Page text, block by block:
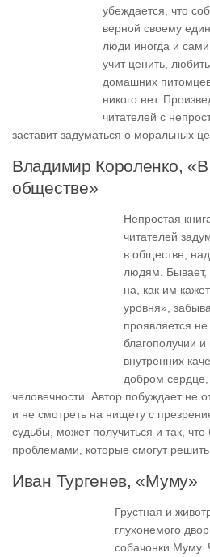
убеждается, что
верной своему
люди иногда и сами
учит ценить,
домашних
никого нет.
читателей с
заставит задуматься о моральных
Владимир Короленко,
обществе»
Непростая
читателей
в обществе,
людям.
на, как им
уровня»,
проявляется
благополучии
внутренних
добром сердце,
человечности. Автор побуждает не
и не смотреть на нищету с
судьбы, может получиться и так, что
проблемами, которые смогут решить
Иван Тургенев, «Муму»
Грустная и
глухонемого
собачонки Муму.